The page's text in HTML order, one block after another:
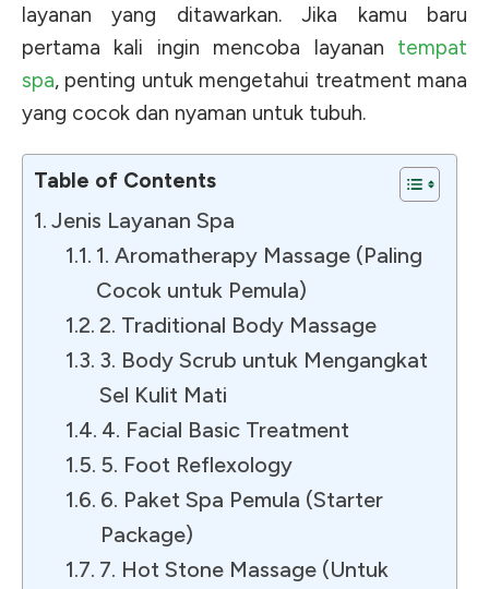
layanan yang ditawarkan. Jika kamu baru
pertama kali ingin mencoba layanan tempat
spa, penting untuk mengetahui treatment mana
yang cocok dan nyaman untuk tubuh.
Table of Contents
Jenis Layanan Spa
1. Aromatherapy Massage (Paling
Cocok untuk Pemula)
2. Traditional Body Massage
3. Body Scrub untuk Mengangkat
Sel Kulit Mati
4. Facial Basic Treatment
5. Foot Reflexology
6. Paket Spa Pemula (Starter
Package)
7. Hot Stone Massage (Untuk